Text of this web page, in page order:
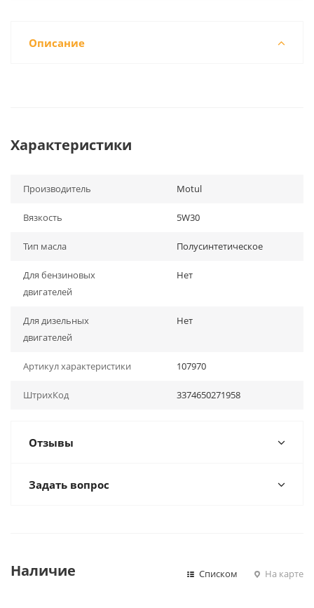
Описание
Характеристики
Производитель Motul
Вязкость 5W30
Тип масла Полусинтетическое
Для бензиновых
двигателей
Нет
Для дизельных
двигателей
Нет
Артикул характеристики 107970
ШтрихКод 3374650271958
Отзывы
Задать вопрос
Наличие Списком На карте